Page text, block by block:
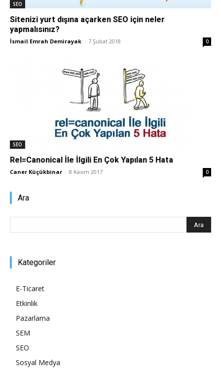
SEO
Sitenizi yurt dışına açarken SEO için neler
yapmalısınız?
İsmail Emrah Demirayak - 7 Şubat 2018 0
SEO
Rel=Canonical İle İlgili En Çok Yapılan 5 Hata
Caner Küçükbinar - 8 Kasım 2017 0
Ara
Kategoriler
E-Ticaret
Etkinlik
Pazarlama
SEM
SEO
Sosyal Medya